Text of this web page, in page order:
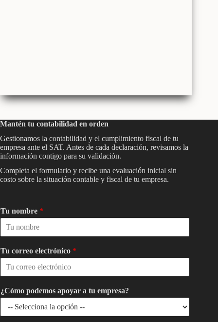
Mantén tu contabilidad en orden
Gestionamos la contabilidad y el cumplimiento fiscal de tu
empresa ante el SAT. Antes de cada declaración, revisamos la
información contigo para su validación.
Completa el formulario y recibe una evaluación inicial sin
costo sobre la situación contable y fiscal de tu empresa.
Tu nombre *
Tu correo electrónico *
¿Cómo podemos apoyar a tu empresa?